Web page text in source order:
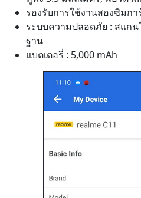
รองรับการใช้งานสองซิมก
ระบบความปลอดภัย : สแก
ฐาน
แบตเตอรี่ : 5,000 mAh